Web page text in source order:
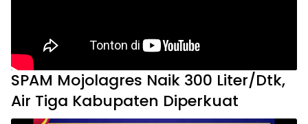
SPAM Mojolagres Naik 300 Liter/Dtk,
Air Tiga Kabupaten Diperkuat